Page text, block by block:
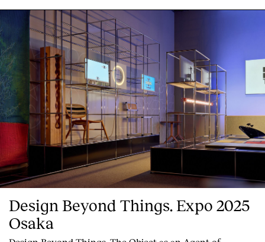
Design Beyond Things. Expo 2025
Osaka